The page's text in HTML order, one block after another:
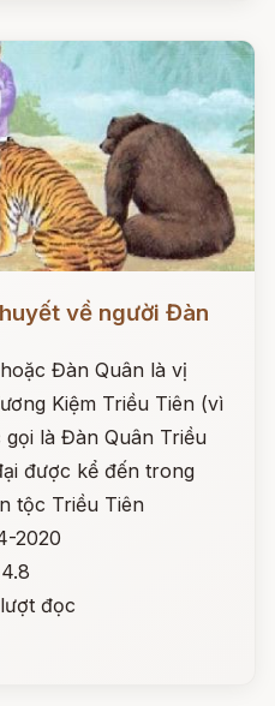
về người Đàn
Đàn Quân là vị
Kiệm Triều Tiên (vì
là Đàn Quân Triều
được kể đến trong
tộc Triều Tiên
2020
4.8
đọc